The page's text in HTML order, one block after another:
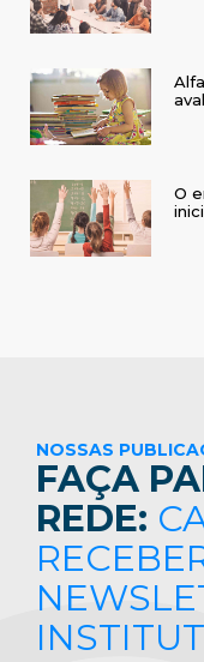
O
NOSSAS
FAÇA
REDE: